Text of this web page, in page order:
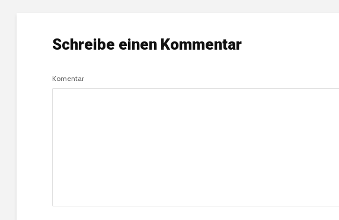
Schreibe einen Kommentar
Komentar